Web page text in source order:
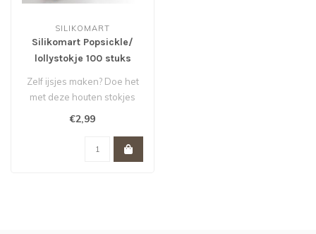
SILIKOMART
Silikomart Popsickle/
lollystokje 100 stuks
Zelf ijsjes maken? Doe het
met deze houten stokjes
van Silikomart. Maar ook
€2,99